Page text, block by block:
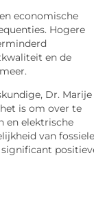
economische
Hogere
en de
Dr. Marije
is om over te
en elektrische
van